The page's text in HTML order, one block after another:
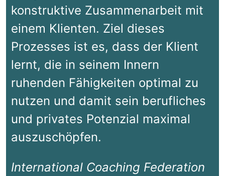
konstruktive Zusammenarbeit mit
einem Klienten. Ziel dieses
Prozesses ist es, dass der Klient
lernt, die in seinem Innern
ruhenden Fähigkeiten optimal zu
nutzen und damit sein berufliches
und privates Potenzial maximal
auszuschöpfen.
International Coaching Federation